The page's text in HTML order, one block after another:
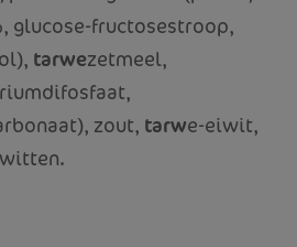
glucose-fructosestroop,
tarwezetmeel,
zout, tarwe-eiwit,